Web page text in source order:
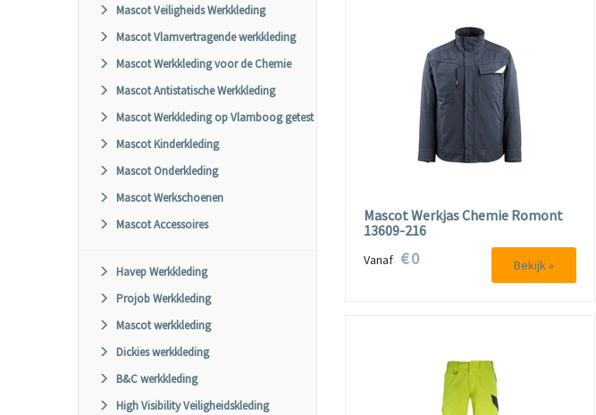
Mascot Veiligheids Werkkleding
Mascot Vlamvertragende werkkleding
Mascot Werkkleding voor de Chemie
Mascot Antistatische Werkkleding
Mascot Werkkleding op Vlamboog getest
Mascot Kinderkleding
Mascot Onderkleding
Mascot Werkschoenen
Mascot Accessoires
Havep Werkkleding
Projob Werkkleding
Mascot werkkleding
Dickies werkkleding
B&C werkkleding
High Visibility Veiligheidskleding
Mascot Werkjas Chemie Romont
13609-216
Vanaf € 0 Bekijk »